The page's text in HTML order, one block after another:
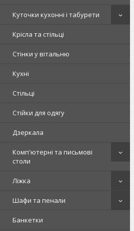
Куточки кухонні і табурети
Крісла та стільці
Стінки у вітальню
Кухні
Стільці
Стійки для одягу
Дзеркала
Комп'ютерні та письмові
столи
Ліжка
Шафи та пенали
Банкетки